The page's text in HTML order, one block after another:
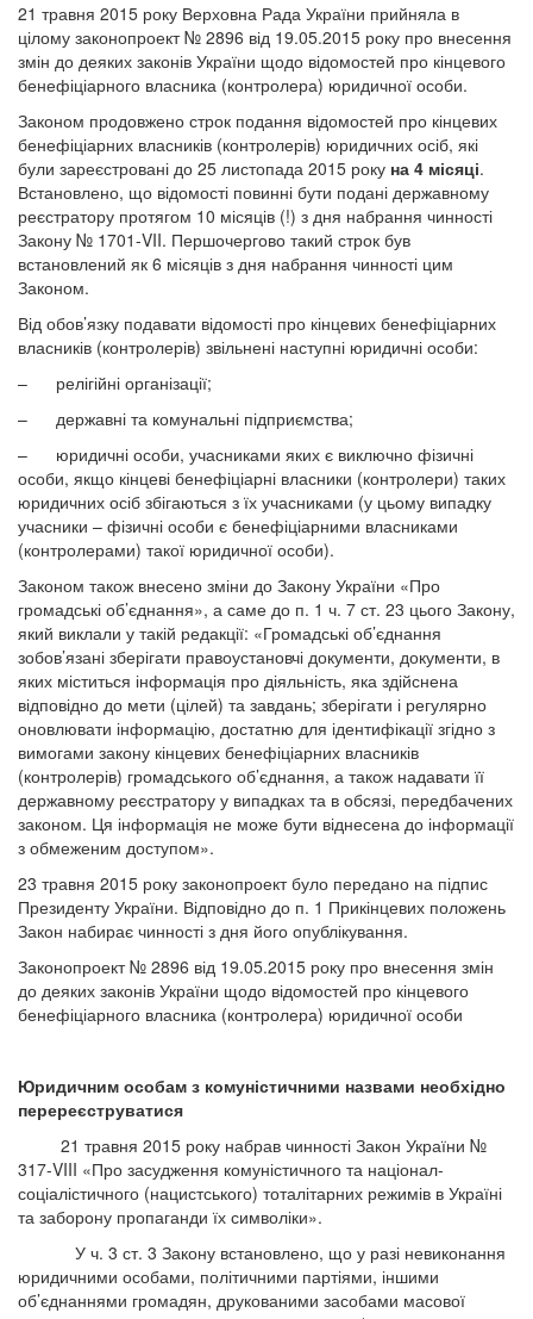
21 травня 2015 року Верховна Рада України прийняла в
цілому законопроект № 2896 від 19.05.2015 року про внесення
змін до деяких законів України щодо відомостей про кінцевого
бенефіціарного власника (контролера) юридичної особи.
Законом продовжено строк подання відомостей про кінцевих
бенефіціарних власників (контролерів) юридичних осіб, які
були зареєстровані до 25 листопада 2015 року на 4 місяці.
Встановлено, що відомості повинні бути подані державному
реєстратору протягом 10 місяців (!) з дня набрання чинності
Закону № 1701-VII. Першочергово такий строк був
встановлений як 6 місяців з дня набрання чинності цим
Законом.
Від обов’язку подавати відомості про кінцевих бенефіціарних
власників (контролерів) звільнені наступні юридичні особи:
– релігійні організації;
– державні та комунальні підприємства;
– юридичні особи, учасниками яких є виключно фізичні
особи, якщо кінцеві бенефіціарні власники (контролери) таких
юридичних осіб збігаються з їх учасниками (у цьому випадку
учасники – фізичні особи є бенефіціарними власниками
(контролерами) такої юридичної особи).
Законом також внесено зміни до Закону України «Про
громадські об’єднання», а саме до п. 1 ч. 7 ст. 23 цього Закону,
який виклали у такій редакції: «Громадські об’єднання
зобов’язані зберігати правоустановчі документи, документи, в
яких міститься інформація про діяльність, яка здійснена
відповідно до мети (цілей) та завдань; зберігати і регулярно
оновлювати інформацію, достатню для ідентифікації згідно з
вимогами закону кінцевих бенефіціарних власників
(контролерів) громадського об’єднання, а також надавати її
державному реєстратору у випадках та в обсязі, передбачених
законом. Ця інформація не може бути віднесена до інформації
з обмеженим доступом».
23 травня 2015 року законопроект було передано на підпис
Президенту України. Відповідно до п. 1 Прикінцевих положень
Закон набирає чинності з дня його опублікування.
Законопроект № 2896 від 19.05.2015 року про внесення змін
до деяких законів України щодо відомостей про кінцевого
бенефіціарного власника (контролера) юридичної особи
Юридичним особам з комуністичними назвами необхідно
перереєструватися
21 травня 2015 року набрав чинності Закон України №
317-VIII «Про засудження комуністичного та націонал-
соціалістичного (нацистського) тоталітарних режимів в Україні
та заборону пропаганди їх символіки».
У ч. 3 ст. 3 Закону встановлено, що у разі невиконання
юридичними особами, політичними партіями, іншими
об’єднаннями громадян, друкованими засобами масової